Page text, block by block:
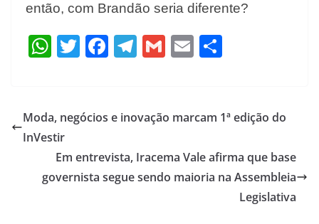
então, com Brandão seria diferente?
W
s
A
p
p
T
er
F
b
o
k
T
gr
m
G
l
E
l e
Moda, negócios e inovação marcam 1ª edição do
InVestir
Em entrevista, Iracema Vale afirma que base
governista segue sendo maioria na Assembleia
Legislativa